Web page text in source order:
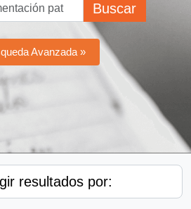
Buscar
Avanzada »
resultados por: